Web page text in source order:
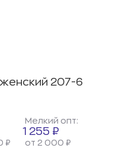
207-6
Мелкий опт:
1 255 ₽
₽ от 2 000 ₽